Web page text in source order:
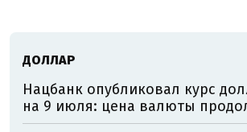
ДОЛЛАР
Нацбанк опубликовал курс
на 9 июля: цена валюты